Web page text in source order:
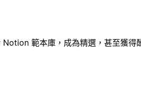
Notion 範本庫，成為精選，甚至獲得